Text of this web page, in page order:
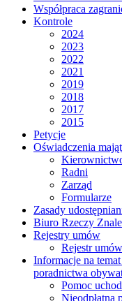
Współpraca
Kontrole
2024
2023
2022
2021
2019
2018
2017
2015
Petycje
Oświadczenia
Radni
Zarząd
Formularze
Zasady
Biuro Rzeczy
Rejestry umów
Rejestr
Informacje na
poradnictwa
Pomoc
Nieodpłatna